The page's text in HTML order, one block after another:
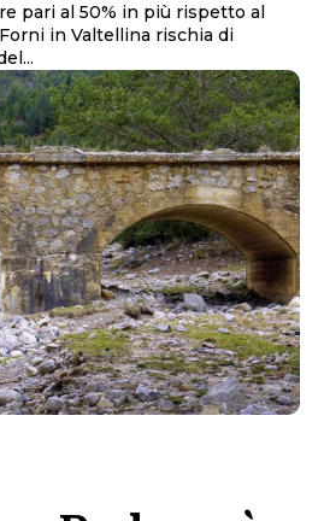
pari al 50% in più rispetto al
in Valtellina rischia di